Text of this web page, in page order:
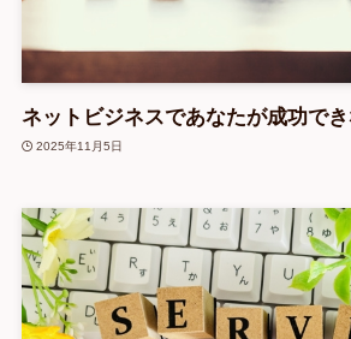
ネットビジネスであなたが成功で
2025年11月5日